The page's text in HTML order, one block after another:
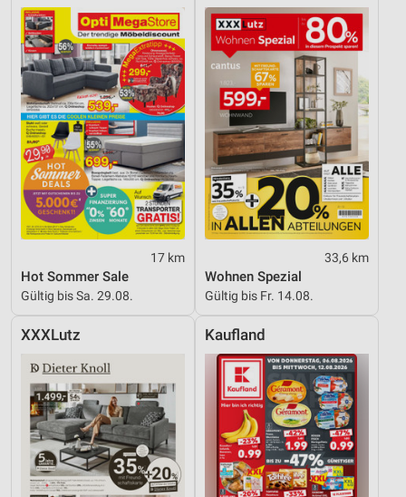
17 km
Hot Sommer Sale
Gültig bis Sa. 29.08.
33,6 km
Wohnen Spezial
Gültig bis Fr. 14.08.
XXXLutz Kaufland